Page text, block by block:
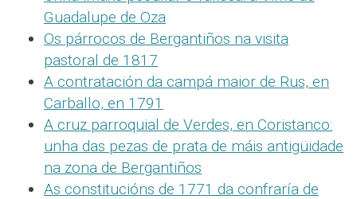
Guadalupe de Oza
Os párrocos de Bergantiños na visita
pastoral de 1817
A contratación da campá maior de Rus, en
Carballo, en 1791
A cruz parroquial de Verdes, en Coristanco:
unha das pezas de prata de máis antigüidade
na zona de Bergantiños
As constitucións de 1771 da confraría de